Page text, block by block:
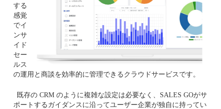
する
感覚
でイ
ンサ
イド
セー
ルス
の運用と商談を効率的に管理できるクラウドサービスです。
既存の CRM のように複雑な設定は必要なく、SALES GOがサ
ポートするガイダンスに沿ってユーザー企業が独自に持ってい